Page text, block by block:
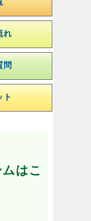
れ
問
ト
はこ